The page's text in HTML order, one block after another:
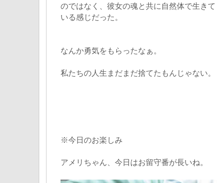
のではなく、彼女の魂と共に自然体で生きて
いる感じだった。
なんか勇気をもらったなぁ。
私たちの人生まだまだ捨てたもんじゃない。
※今日のお楽しみ
アメリちゃん、今日はお留守番が長いね。